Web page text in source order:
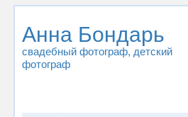
Анна Бондарь
свадебный фотограф, детский
фотограф